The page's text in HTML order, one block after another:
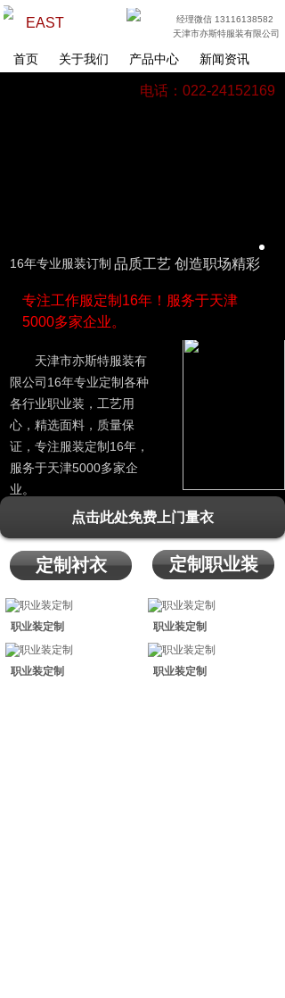
EAST
经理微信 13116138582
天津市亦斯特服装有限公司
首页 关于我们 产品中心 新闻资讯
电话：022-24152169
品质工艺 创造职场精彩
16年专业服装订制
专注工作服定制16年！服务于天津
5000多家企业。
天津市亦斯特服装有
限公司16年专业定制各种
各行业职业装，工艺用
心，精选面料，质量保
证，专注服装定制16年，
服务于天津5000多家企
业。
点击此处免费上门量衣
定制职业装
定制衬衣
职业装定制 职业装定制
职业装定制 职业装定制